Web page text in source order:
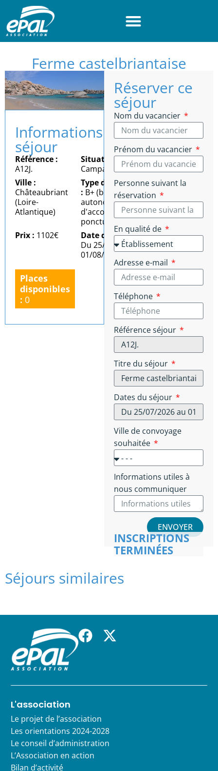
Ferme castelbriantaise
Informations
séjour
Référence :
A12J.
Situation :
Campagne
Ville :
Châteaubriant
(Loire-
Atlantique)
Type d'autonomie
: B+ (bonne
autonomie = besoin
d'accompagnement
ponctuel)
Prix : 1102€
Date du séjour :
Du 25/07/2026 au
01/08/2026
Places
disponibles
: 0
Réserver ce
séjour
Nom du vacancier
Prénom du vacancier
Personne suivant la
réservation
En qualité de
Adresse e-mail
Téléphone
Référence séjour
Titre du séjour
Dates du séjour
Ville de convoyage
souhaitée
Informations utiles à
nous communiquer
ENVOYER
INSCRIPTIONS
TERMINÉES
Séjours similaires
L'association
Le projet de l’association
Les orientations 2024-2028
Le conseil d’administration
L’Association en action
Bilan d’activité
Panneau de gestion des cookies